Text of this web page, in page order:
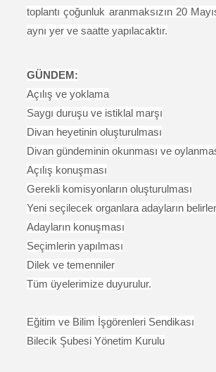
toplantı çoğunluk aranmaksızın 20
aynı yer ve saatte yapılacaktır.
GÜNDEM:
Açılış ve yoklama
Saygı duruşu ve istiklal marşı
Divan heyetinin oluşturulması
Divan gündeminin okunması ve
Açılış konuşması
Gerekli komisyonların oluşturulması
Yeni seçilecek organlara adayların
Adayların konuşması
Seçimlerin yapılması
Dilek ve temenniler
Tüm üyelerimize duyurulur.
Eğitim ve Bilim İşgörenleri Sendikası
Bilecik Şubesi Yönetim Kurulu